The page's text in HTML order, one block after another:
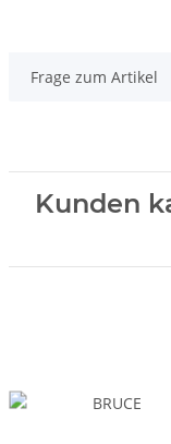
Frage zum Artikel
Kunden